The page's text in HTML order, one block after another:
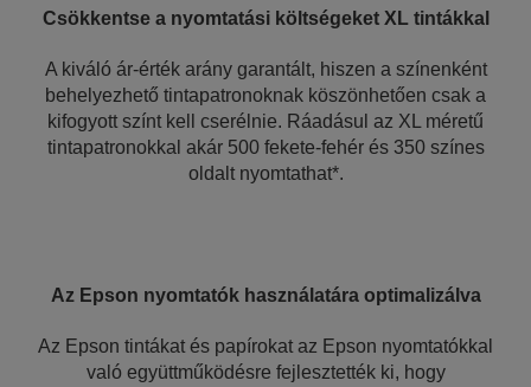
Csökkentse a nyomtatási költségeket XL tintákkal
A kiváló ár-érték arány garantált, hiszen a színenként
behelyezhető tintapatronoknak köszönhetően csak a
kifogyott színt kell cserélnie. Ráadásul az XL méretű
tintapatronokkal akár 500 fekete-fehér és 350 színes
oldalt nyomtathat*.
Az Epson nyomtatók használatára optimalizálva
Az Epson tintákat és papírokat az Epson nyomtatókkal
való együttműködésre fejlesztették ki, hogy